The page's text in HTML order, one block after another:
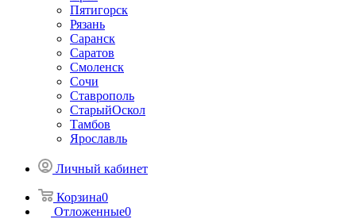
Пятигорск
Рязань
Саранск
Саратов
Смоленск
Сочи
Ставрополь
СтарыйОскол
Тамбов
Ярославль
Личный кабинет
Корзина0
Отложенные0